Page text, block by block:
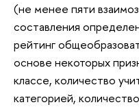
(не менее пяти
составления
рейтинг
основе некоторых
классе, количество
категорией,